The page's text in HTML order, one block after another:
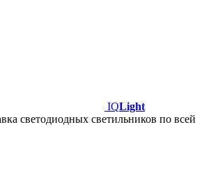
IQLight
светодиодных светильников по всей